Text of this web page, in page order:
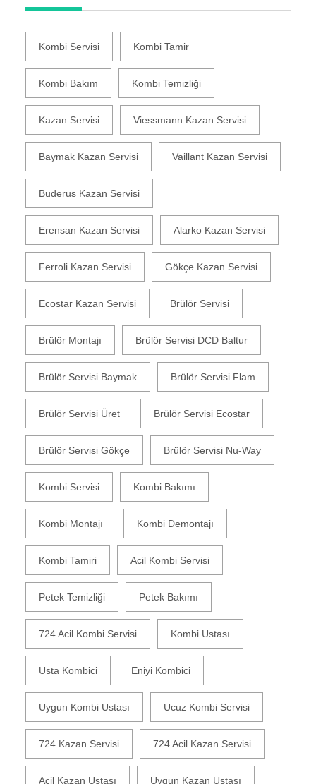
Kombi Servisi Kombi Tamir
Kombi Bakım Kombi Temizliği
Kazan Servisi Viessmann Kazan Servisi
Baymak Kazan Servisi Vaillant Kazan Servisi
Buderus Kazan Servisi
Erensan Kazan Servisi Alarko Kazan Servisi
Ferroli Kazan Servisi Gökçe Kazan Servisi
Ecostar Kazan Servisi Brülör Servisi
Brülör Montajı Brülör Servisi DCD Baltur
Brülör Servisi Baymak Brülör Servisi Flam
Brülör Servisi Üret Brülör Servisi Ecostar
Brülör Servisi Gökçe Brülör Servisi Nu-Way
Kombi Servisi Kombi Bakımı
Kombi Montajı Kombi Demontajı
Kombi Tamiri Acil Kombi Servisi
Petek Temizliği Petek Bakımı
724 Acil Kombi Servisi Kombi Ustası
Usta Kombici Eniyi Kombici
Uygun Kombi Ustası Ucuz Kombi Servisi
724 Kazan Servisi 724 Acil Kazan Servisi
Acil Kazan Ustası Uygun Kazan Ustası